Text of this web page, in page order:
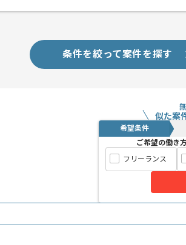
条件を絞って案件を探す
似た案
希望条件
ご希望の働き
フリーランス